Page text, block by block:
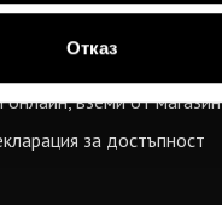
Отказ
Препоръчай на приятел
онлайн, вземи от магазин
за достъпност